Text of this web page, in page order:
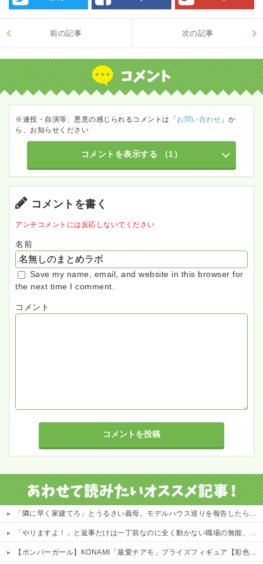
前の記事 次の記事
※連投・自演等、悪意の感じられるコメントは「 お問い合わせ 」か
ら、お知らせください
コメントを表示する （1）
コメントを書く
アンチコメントには反応しないでください
名前
Save my name, email, and website in this browser for
the next time I comment.
コメント
「隣に早く家建てろ」とうるさい義母。モデルハウス巡りを報告したら「草刈り誰がするのw」と煽ってきたので…旦那が放った「一言」に義母オロオロｗｗ←嫌味を逆手にとった神対応すぎる
「やりますよ！」と返事だけは一丁前なのに全く動かない職場の無能、催促しても放置→引き取ろうとすると「申し訳ないからやる」と拒否…やる気ないなら引き受けるなよ・・・
【ボンバーガール】KONAMI「最愛チアモ」プライズフィギュア【彩色原型公開】